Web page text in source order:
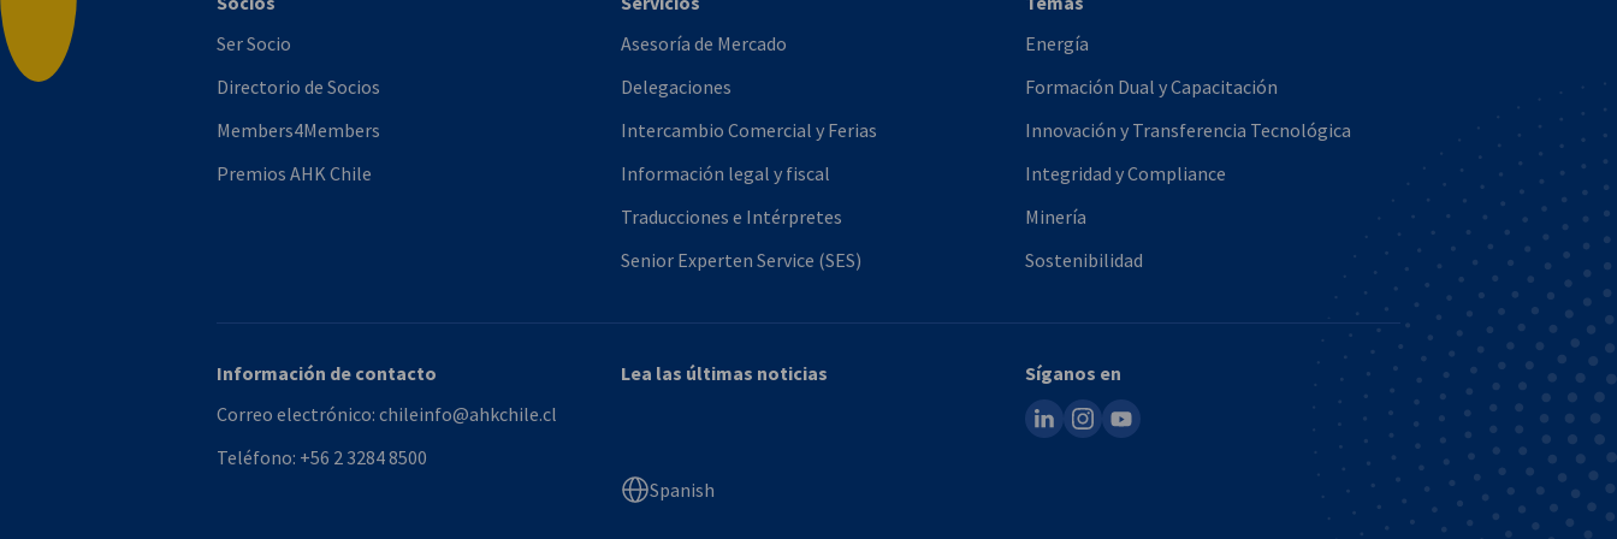
Ser Socio
Directorio de Socios
Members4Members
Premios AHK Chile
Asesoría de Mercado
Delegaciones
Intercambio Comercial y Ferias
Información legal y fiscal
Traducciones e Intérpretes
Senior Experten Service (SES)
Energía
Formación Dual y Capacitación
Innovación y Transferencia Tecnológica
Integridad y Compliance
Minería
Sostenibilidad
Información de contacto
Correo electrónico: chileinfo@ahkchile.cl
Teléfono: +56 2 3284 8500
Lea las últimas noticias
Spanish
Síganos en
linkedininstagram
youtube